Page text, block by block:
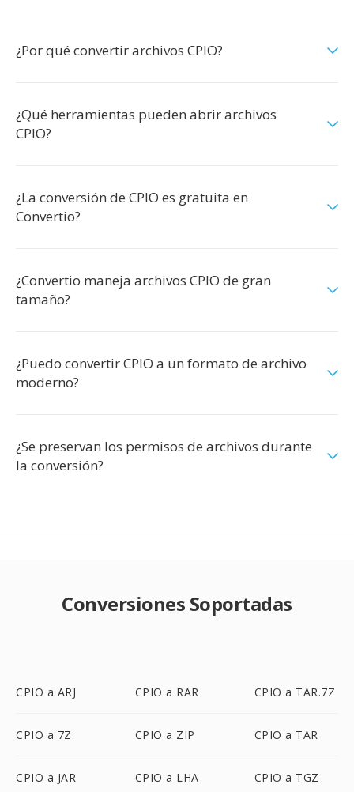
¿Por qué convertir archivos CPIO?
¿Qué herramientas pueden abrir archivos
CPIO?
¿La conversión de CPIO es gratuita en
Convertio?
¿Convertio maneja archivos CPIO de gran
tamaño?
¿Puedo convertir CPIO a un formato de archivo
moderno?
¿Se preservan los permisos de archivos durante
la conversión?
Conversiones Soportadas
CPIO a ARJ CPIO a RAR CPIO a TAR.7Z
CPIO a 7Z CPIO a ZIP CPIO a TAR
CPIO a JAR CPIO a LHA CPIO a TGZ